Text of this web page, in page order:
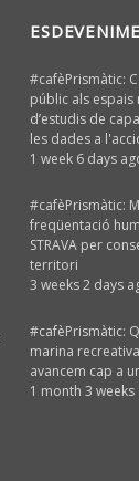
#cafèPrismàtic:
públic als
d’estudis de
les dades a
1 week 6 days
#cafèPrismàtic:
freqüentació
STRAVA per
territori
3 weeks 2 days
#cafèPrismàtic:
marina
avancem cap a
1 month 3 weeks